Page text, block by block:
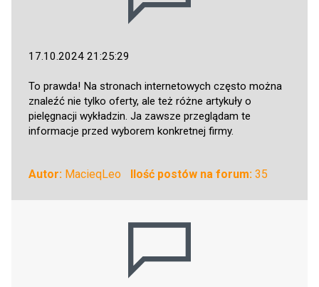
17.10.2024 21:25:29
To prawda! Na stronach internetowych często można
znaleźć nie tylko oferty, ale też różne artykuły o
pielęgnacji wykładzin. Ja zawsze przeglądam te
informacje przed wyborem konkretnej firmy.
Autor: MacieqLeo Ilość postów na forum:35